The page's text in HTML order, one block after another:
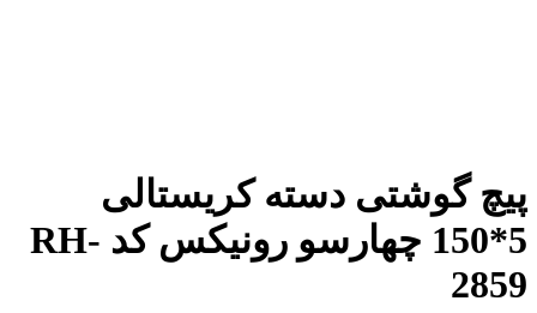
پیچ گوشتی دسته کریستالی
5*150 چهارسو رونیکس کد RH-
2859